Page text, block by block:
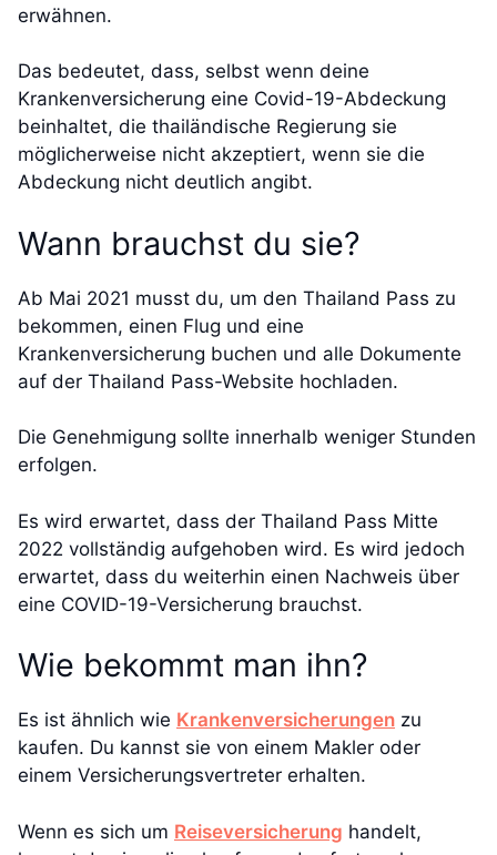
erwähnen.
Das bedeutet, dass, selbst wenn deine
Krankenversicherung eine Covid-19-Abdeckung
beinhaltet, die thailändische Regierung sie
möglicherweise nicht akzeptiert, wenn sie die
Abdeckung nicht deutlich angibt.
Wann brauchst du sie?
Ab Mai 2021 musst du, um den Thailand Pass zu
bekommen, einen Flug und eine
Krankenversicherung buchen und alle Dokumente
auf der Thailand Pass-Website hochladen.
Die Genehmigung sollte innerhalb weniger Stunden
erfolgen.
Es wird erwartet, dass der Thailand Pass Mitte
2022 vollständig aufgehoben wird. Es wird jedoch
erwartet, dass du weiterhin einen Nachweis über
eine COVID-19-Versicherung brauchst.
Wie bekommt man ihn?
Es ist ähnlich wie Krankenversicherungen zu
kaufen. Du kannst sie von einem Makler oder
einem Versicherungsvertreter erhalten.
Wenn es sich um Reiseversicherung handelt,